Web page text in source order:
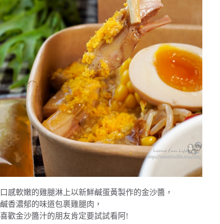
口感軟嫩的雞腿淋上以新鮮鹹蛋黃製作的金沙醬，
鹹香濃郁的味道包裹雞腿肉，
喜歡金沙醬汁的朋友肯定要試試看阿!